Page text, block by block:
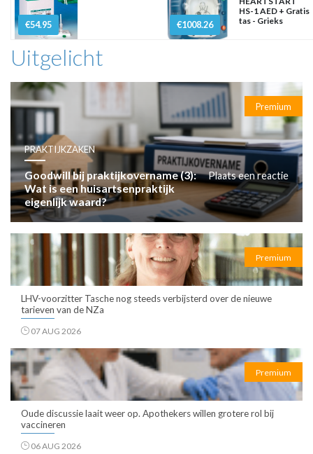
€54.95 €1008.26
HS-1 AED + Gratis
tas - Grieks
Uitgelicht
Premium
PRAKTIJKZAKEN
Goodwill bij praktijkovername (3):
Wat is een huisartsenpraktijk
eigenlijk waard?
Plaats een reactie
Premium
LHV-voorzitter Tasche nog steeds verbijsterd over de nieuwe
tarieven van de NZa
07 AUG 2026
Premium
Oude discussie laait weer op. Apothekers willen grotere rol bij
vaccineren
06 AUG 2026